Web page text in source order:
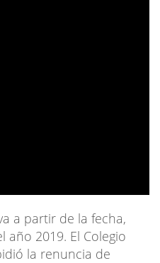
a partir de la fecha,
año 2019. El Colegio
la renuncia de